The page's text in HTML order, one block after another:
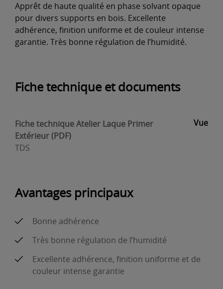
Apprêt de haute qualité en phase solvant opaque
pour divers supports en bois. Excellente
adhérence, finition uniforme et de couleur intense
garantie. Très bonne régulation de l’humidité.
Fiche technique et documents
Fiche technique Atelier Laque Primer
Extérieur (PDF)
TDS
Vue
Avantages principaux
Bonne adhérence
Très bonne régulation de l’humidité
Excellente adhérence, finition uniforme et de
couleur intense garantie